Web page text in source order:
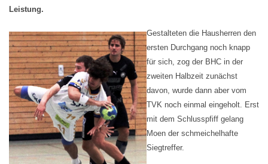
Leistung.
Gestalteten die Hausherren den
ersten Durchgang noch knapp
für sich, zog der BHC in der
zweiten Halbzeit zunächst
davon, wurde dann aber vom
TVK noch einmal eingeholt. Erst
mit dem Schlusspfiff gelang
Moen der schmeichelhafte
Siegtreffer.